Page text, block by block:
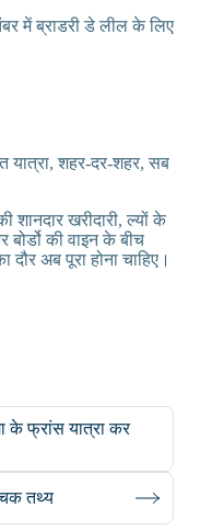
में ब्राडरी डे लील के लिए
यात्रा, शहर-दर-शहर, सब
खरीदारी, ल्यों के
बोर्डो की वाइन के बीच
अब पूरा होना चाहिए।
के फ्रांस यात्रा कर
तथ्य